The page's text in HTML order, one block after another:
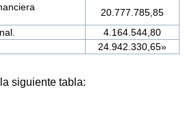
20.777.785,85
4.164.544,80
24.942.330,65»
siguiente tabla: